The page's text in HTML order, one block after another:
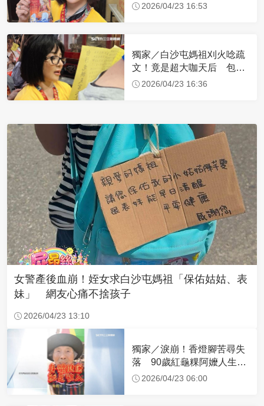
蹟 一靠近媽祖就爆哭
2026/04/23 16:53
獨家／白沙屯媽祖刈火唸疏
文！竟是超大咖天后 包尿
布忍尿5小時不喊累
2026/04/23 16:36
女警產後血崩！姪女求白沙屯媽祖「保佑姑姑、表
妹」 網友心痛不捨孩子
2026/04/23 13:10
獨家／淚崩！香燈腳苦尋失
落 90歲紅龜粿阿嬤人生謝
幕2026/04/23 06:00